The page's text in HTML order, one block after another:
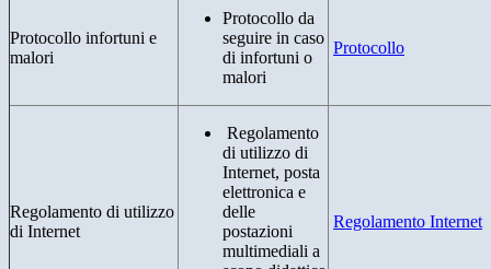
Protocollo infortuni e
malori
Protocollo da
seguire in caso
di infortuni o
malori
Protocollo
Regolamento di utilizzo
di Internet
Regolamento
di utilizzo di
Internet, posta
elettronica e
delle
postazioni
multimediali a
Regolamento Internet